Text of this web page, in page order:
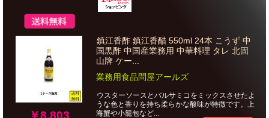
￥8,803
鎮江香酢 鎮江香醋 550ml 24本 こうず 中
国黒酢 中国産業務用 中華料理 タレ 北固
山牌 ケー...
業務用食品問屋アールズ
ウスターソースとバルサミコをミックスさせたよ
うな色と香りを持ち柔らかな酸味が特徴です。上
海蟹や小籠包など...